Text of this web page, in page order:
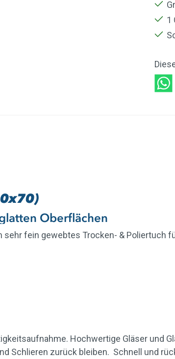
1
Oberflächen
sehr fein gewebtes Trocken- & Poliertuch
Hochwertige Gläser und
Schlieren zurück bleiben. Schnell und